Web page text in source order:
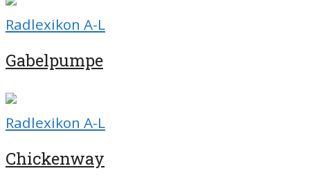
Radlexikon A-L
Gabelpumpe
Radlexikon A-L
Chickenway